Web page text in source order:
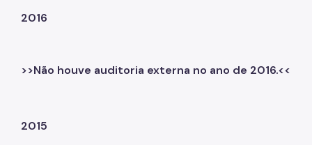
2016
>>Não houve auditoria externa no ano de 2016.<<
2015